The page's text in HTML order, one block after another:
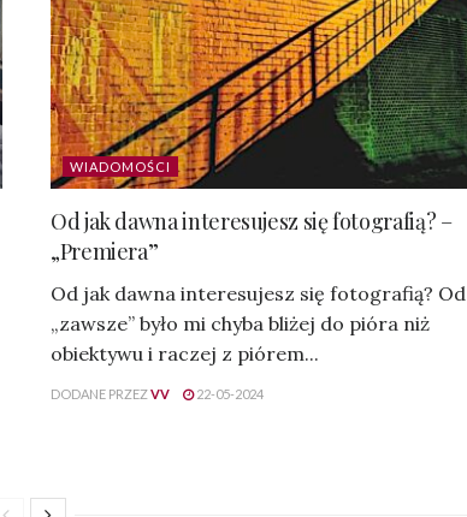
WIADOMOŚCI
Od jak dawna interesujesz się fotografią? –
„Premiera”
Od jak dawna interesujesz się fotografią? Od
„zawsze” było mi chyba bliżej do pióra niż
obiektywu i raczej z piórem...
DODANE PRZEZVV 22-05-2024